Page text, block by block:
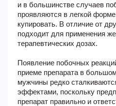
и в большинстве случаев
проявляются в легкой
купировать. В отличие от
подходит для применения
терапевтических дозах.
Появление побочных
приеме препарата в
мужчины редко
эффектами, поскольку
препарат правильно и